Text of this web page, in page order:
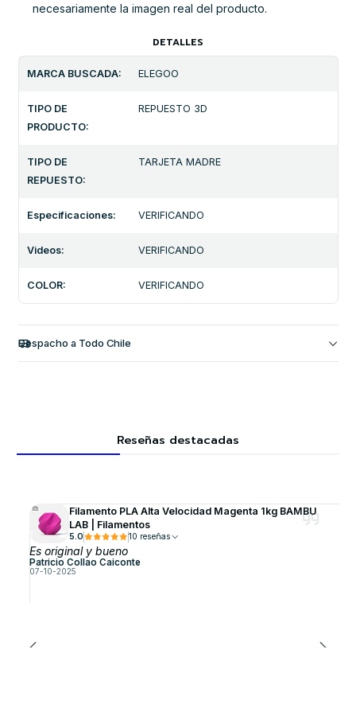
necesariamente la imagen real del producto.
DETALLES
MARCA BUSCADA: ELEGOO
TIPO DE
PRODUCTO:
REPUESTO 3D
TIPO DE
REPUESTO:
TARJETA MADRE
Especificaciones: VERIFICANDO
Videos: VERIFICANDO
COLOR: VERIFICANDO
Despacho a Todo Chile
Reseñas destacadas
Filamento PLA Alta Velocidad Magenta 1kg BAMBU
LAB | Filamentos
5.0 10 reseñas
Es original y bueno
Patricio Collao Caiconte
07-10-2025